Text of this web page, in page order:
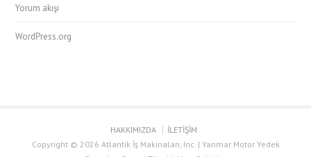
Yorum akışı
WordPress.org
HAKKIMIZDA
İLETİŞİM
Copyright © 2026 Atlantik İş Makinaları, Inc. | Yanmar Motor Yedek